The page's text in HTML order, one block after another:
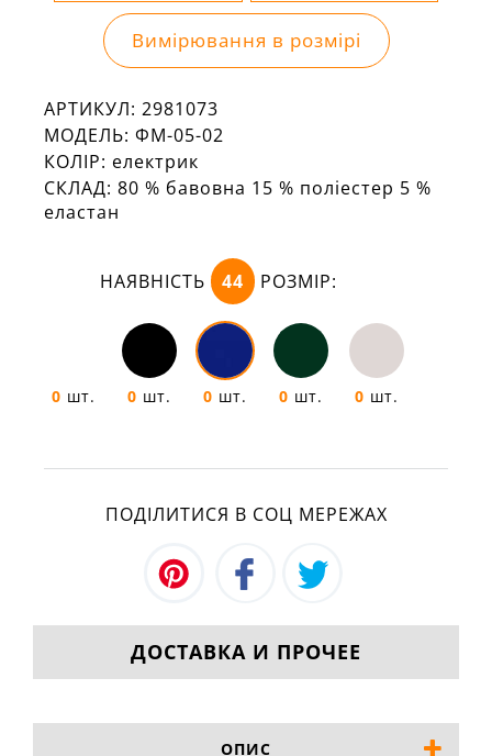
Вимірювання в розмірі
АРТИКУЛ: 2981073
МОДЕЛЬ: ФМ-05-02
КОЛІР: електрик
СКЛАД: 80 % бавовна 15 % поліестер 5 %
еластан
НАЯВНІСТЬ 44 РОЗМІР:
0 шт. 0 шт. 0 шт. 0 шт. 0 шт.
ПОДІЛИТИСЯ В СОЦ МЕРЕЖАХ
ДОСТАВКА И ПРОЧЕЕ
ОПИС